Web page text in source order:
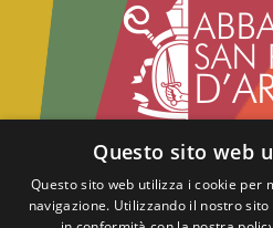
Abbazia benedettina di
Via del
San Paolo
Questo sito web
Questo sito web utilizza i cookie per
navigazione. Utilizzando il nostro